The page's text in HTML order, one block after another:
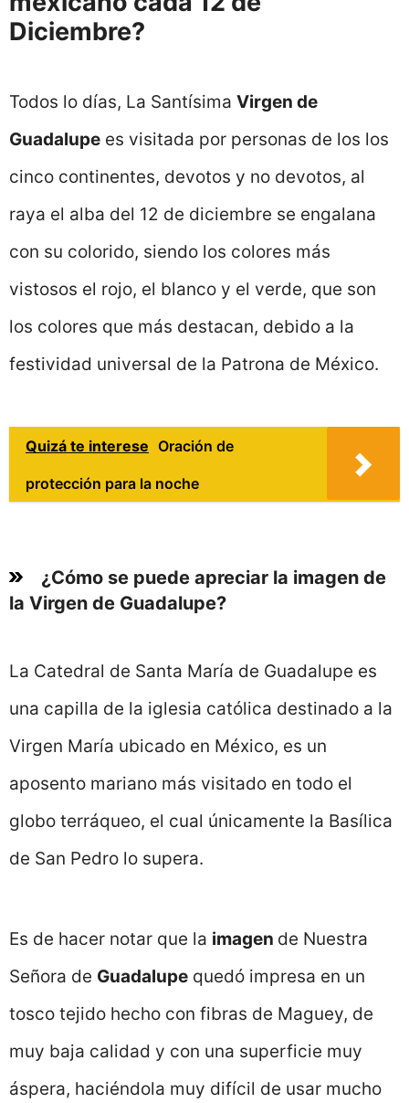
Diciembre?
Todos lo días, La Santísima Virgen de
Guadalupe es visitada por personas de los los
cinco continentes, devotos y no devotos, al
raya el alba del 12 de diciembre se engalana
con su colorido, siendo los colores más
vistosos el rojo, el blanco y el verde, que son
los colores que más destacan, debido a la
festividad universal de la Patrona de México.
Quizá te interese Oración de
protección para la noche
¿Cómo se puede apreciar la imagen de
la Virgen de Guadalupe?
La Catedral de Santa María de Guadalupe es
una capilla de la iglesia católica destinado a la
Virgen María ubicado en México, es un
aposento mariano más visitado en todo el
globo terráqueo, el cual únicamente la Basílica
de San Pedro lo supera.
Es de hacer notar que la imagen de Nuestra
Señora de Guadalupe quedó impresa en un
tosco tejido hecho con fibras de Maguey, de
muy baja calidad y con una superficie muy
áspera, haciéndola muy difícil de usar mucho